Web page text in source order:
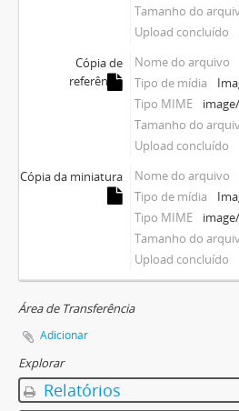
Tamanho do
Upload concluído
Cópia de
referência
Nome do arquivo
Tipo de mídia
Tipo MIME
Tamanho do
Upload concluído
Cópia da miniatura
Nome do arquivo
Tipo de mídia
Tipo MIME
Tamanho do
Upload concluído
Área de Transferência
Adicionar
Explorar
Relatórios